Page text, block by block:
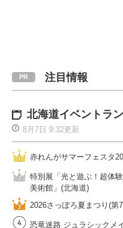
注目情報
北海道イベントラ
8月7日 9:32更新
赤れんがサマーフェスタ
特別展「光と遊ぶ！超体
美術館」(北海道)
2026さっぽろ夏まつり(第
恐竜迷路 ジュラシックメ